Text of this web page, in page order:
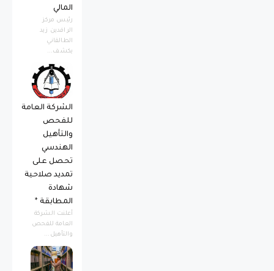
المالي
رئيس مركز
الرافدين زيد
الطالقاني
يكشف...
الشركة العامة
للفحص
والتأهيل
الهندسي
تحصل على
تمديد صلاحية
شهادة
المطابقة *
أعلنت الشركة
العامة للفحص
والتأهيل...